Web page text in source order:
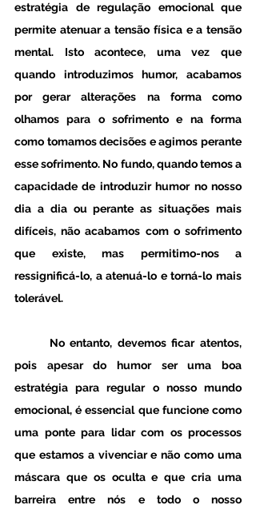
estratégia de regulação emocional que
permite atenuar a tensão física e a tensão
mental. Isto acontece, uma vez que
quando introduzimos humor, acabamos
por gerar alterações na forma como
olhamos para o sofrimento e na forma
como tomamos decisões e agimos perante
esse sofrimento. No fundo, quando temos a
capacidade de introduzir humor no nosso
dia a dia ou perante as situações mais
difíceis, não acabamos com o sofrimento
que existe, mas permitimo-nos a
ressignificá-lo, a atenuá-lo e torná-lo mais
tolerável.
pois apesar do humor ser uma boa
estratégia para regular o nosso mundo
emocional, é essencial que funcione como
uma ponte para lidar com os processos
que estamos a vivenciar e não como uma
máscara que os oculta e que cria uma
barreira entre nós e todo o nosso